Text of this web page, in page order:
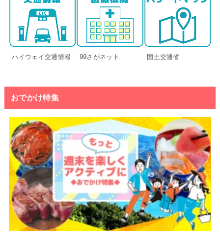
ハイウェイ交通情報 99さがネット 国土交通省
おでかけ特集